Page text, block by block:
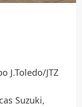
J.Toledo/JTZ
Suzuki,